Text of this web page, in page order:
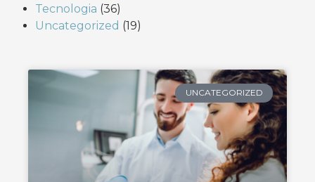
Tecnologia (36)
Uncategorized (19)
UNCATEGORIZED